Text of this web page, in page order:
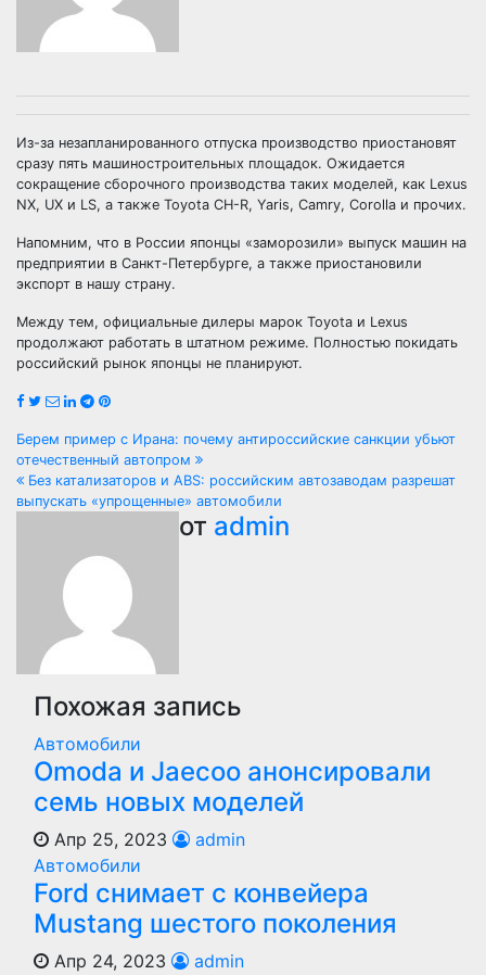
Из-за незапланированного отпуска производство приостановят
сразу пять машиностроительных площадок. Ожидается
сокращение сборочного производства таких моделей, как Lexus
NX, UX и LS, а также Toyota CH-R, Yaris, Camry, Corolla и прочих.
Напомним, что в России японцы «заморозили» выпуск машин на
предприятии в Санкт-Петербурге, а также приостановили
экспорт в нашу страну.
Между тем, официальные дилеры марок Toyota и Lexus
продолжают работать в штатном режиме. Полностью покидать
российский рынок японцы не планируют.
Навигация
по
Берем пример с Ирана: почему антироссийские санкции убьют
отечественный автопром
Без катализаторов и ABS: российским автозаводам разрешат
выпускать «упрощенные» автомобили
от admin
Похожая запись
Автомобили
Оmoda и Jaecoo анонсировали
семь новых моделей
Апр 25, 2023
admin
Автомобили
Ford снимает с конвейера
Mustang шестого поколения
Апр 24, 2023
admin